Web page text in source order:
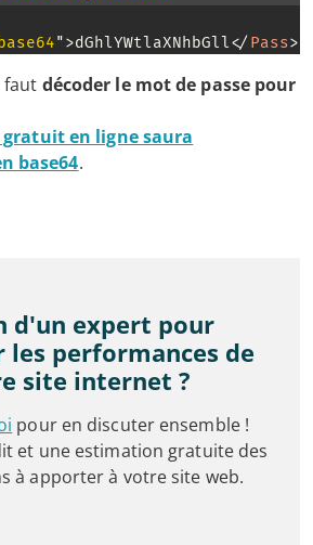
base64">dGhlYWtlaXNhbGll</Pass>
faut décoder le mot de passe pour
en ligne saura
base64.
d'un expert pour
les performances de
site internet ?
pour en discuter ensemble !
et une estimation gratuite des
à apporter à votre site web.